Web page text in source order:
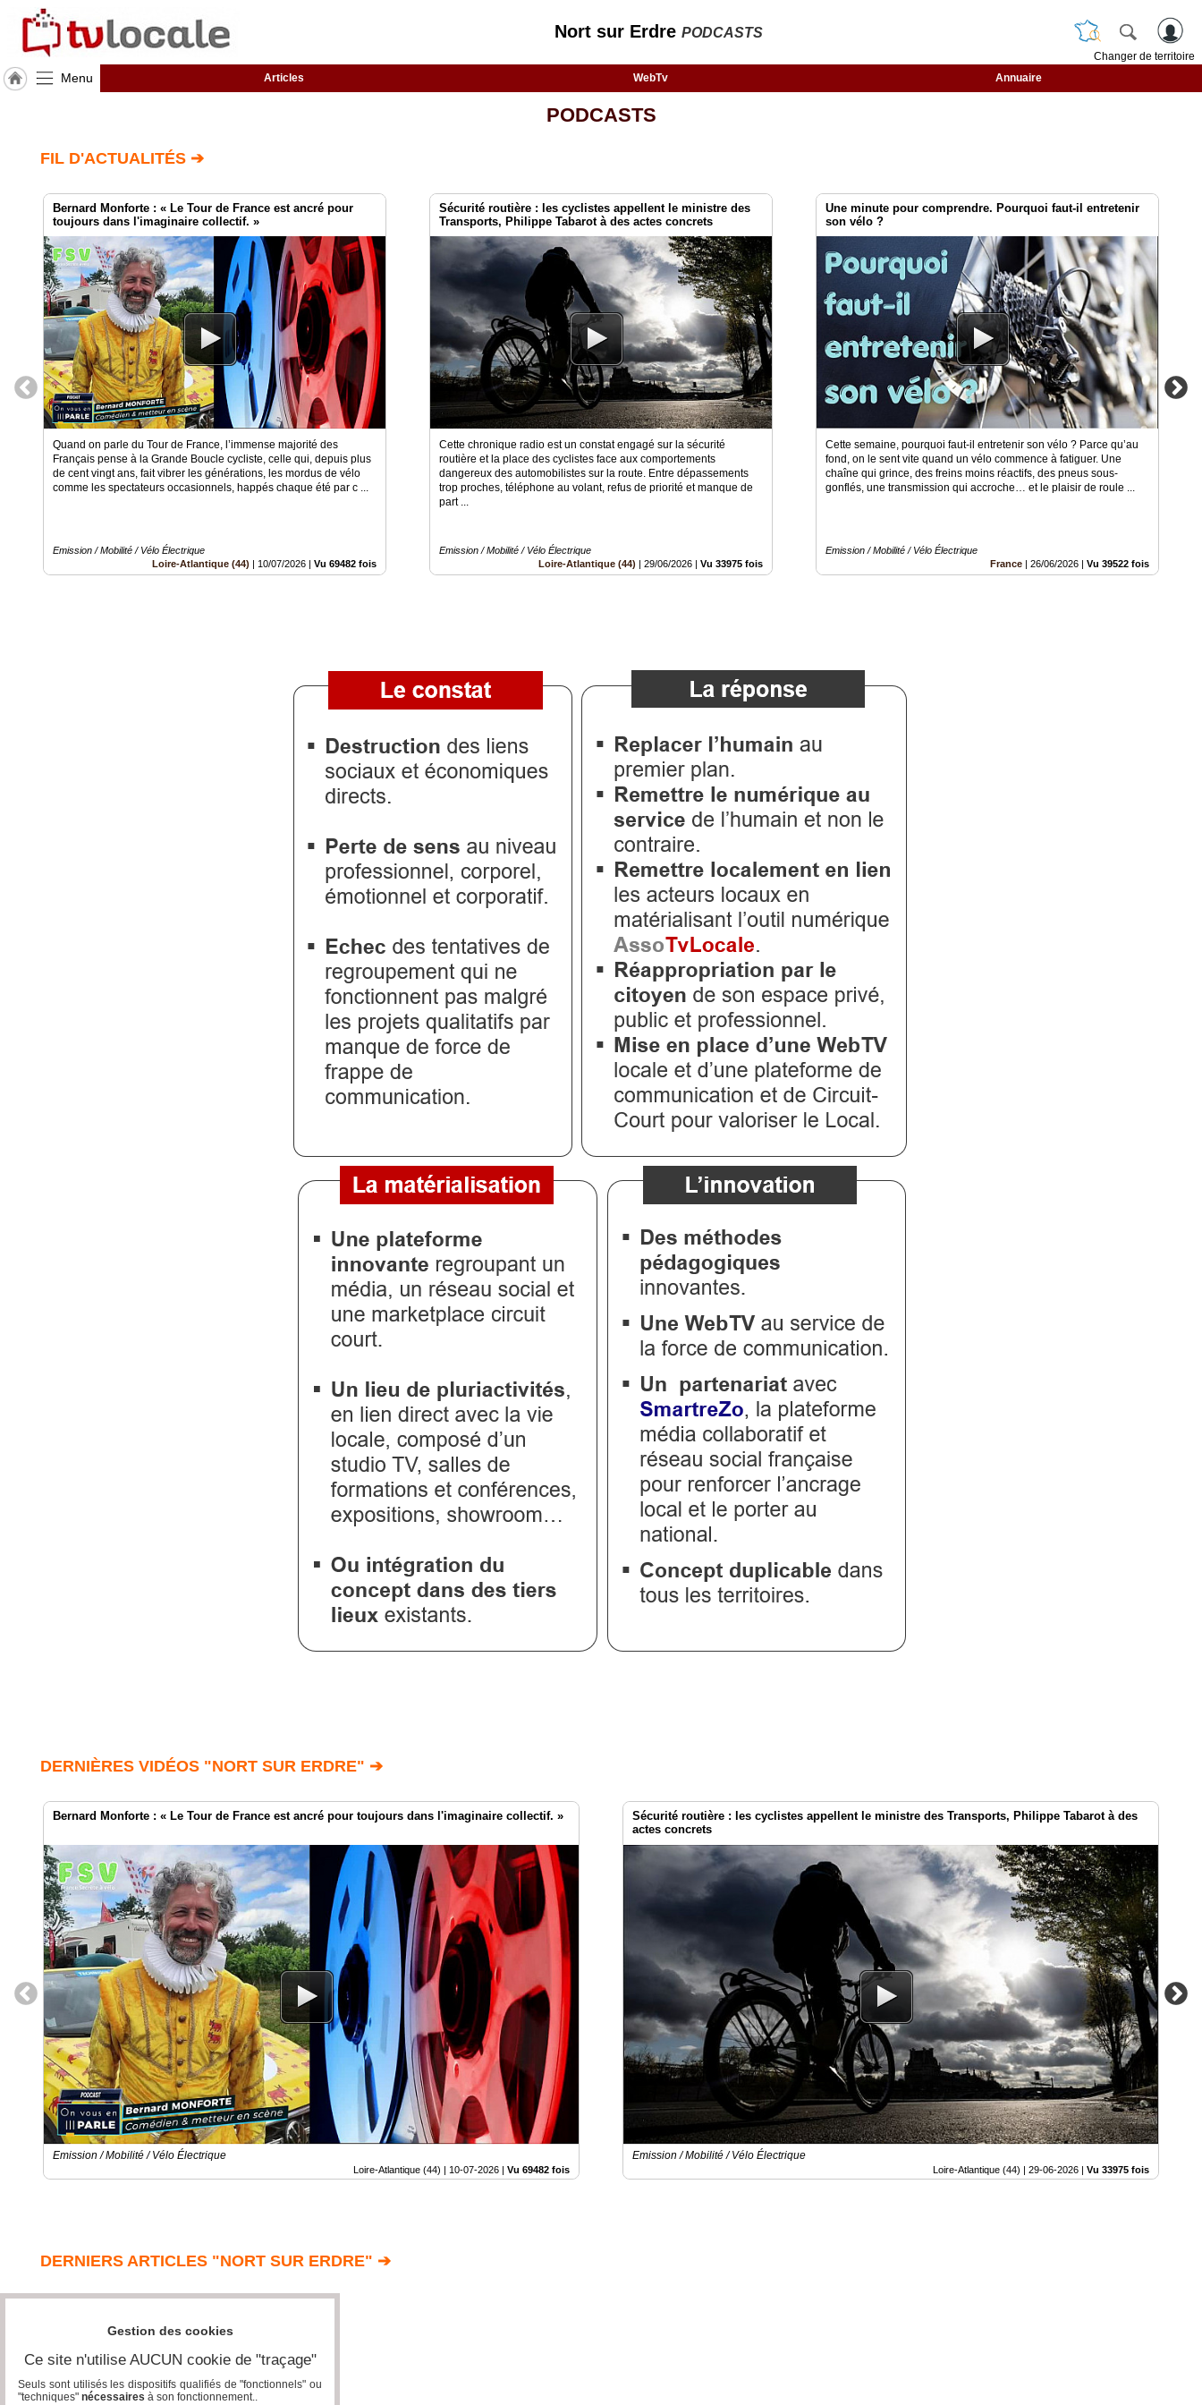
Nort sur Erdre PODCASTS
Changer de territoire
Menu Articles WebTv Annuaire
TvLocale
RUBRIQUES
Agenda
Gazette
PODCASTS
FIL D'ACTUALITÉS ➔
Bernard Monforte : « Le Tour de France est ancré pour
toujours dans l'imaginaire collectif. »
Quand on parle du Tour de France, l’immense majorité des
Français pense à la Grande Boucle cycliste, celle qui, depuis plus
de cent vingt ans, fait vibrer les générations, les mordus de vélo
comme les spectateurs occasionnels, happés chaque été par c ...
Emission / Mobilité / Vélo Électrique
Loire-Atlantique (44) | 10/07/2026 | Vu 69482 fois
Sécurité routière : les cyclistes appellent le ministre des
Transports, Philippe Tabarot à des actes concrets
Cette chronique radio est un constat engagé sur la sécurité
routière et la place des cyclistes face aux comportements
dangereux des automobilistes sur la route. Entre dépassements
trop proches, téléphone au volant, refus de priorité et manque de
part ...
Emission / Mobilité / Vélo Électrique
Loire-Atlantique (44) | 29/06/2026 | Vu 33975 fois
Une minute pour comprendre. Pourquoi faut-il entretenir
son vélo ?
Cette semaine, pourquoi faut-il entretenir son vélo ? Parce qu’au
fond, on le sent vite quand un vélo commence à fatiguer. Une
chaîne qui grince, des freins moins réactifs, des pneus sous-
gonflés, une transmission qui accroche… et le plaisir de roule ...
Emission / Mobilité / Vélo Électrique
France | 26/06/2026 | Vu 39522 fois
DERNIÈRES VIDÉOS "NORT SUR ERDRE" ➔
Bernard Monforte : « Le Tour de France est ancré pour toujours dans l'imaginaire collectif. »
Emission / Mobilité / Vélo Électrique
Loire-Atlantique (44) | 10-07-2026 Vu 69482 fois
Sécurité routière : les cyclistes appellent le ministre des Transports, Philippe Tabarot à des
actes concrets
Emission / Mobilité / Vélo Électrique
Loire-Atlantique (44) | 29-06-2026 Vu 33975 fois
DERNIERS ARTICLES "NORT SUR ERDRE" ➔
Gestion des cookies
Ce site n'utilise AUCUN cookie de "traçage"
Seuls sont utilisés les dispositifs qualifiés de "fonctionnels" ou
"techniques" nécessaires à son fonctionnement..